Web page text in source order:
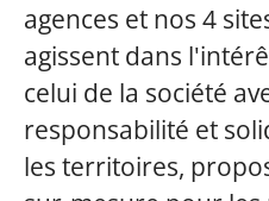
agences et nos 4
agissent dans
celui de la société
responsabilité et
les territoires,